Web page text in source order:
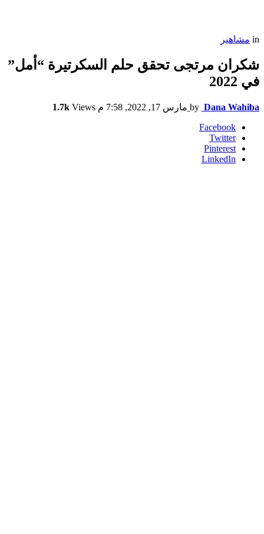
in مشاهير
شكران مرتجى تحقق حلم السكرتيرة “أمل”
في 2022
by Dana Wahiba مارس 17, 2022, 7:58 م 1.7k Views
Facebook
Twitter
Pinterest
LinkedIn